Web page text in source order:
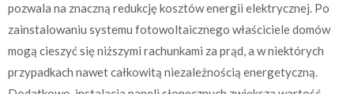
pozwala na znaczną redukcję kosztów energii elektrycznej. Po
zainstalowaniu systemu fotowoltaicznego właściciele domów
mogą cieszyć się niższymi rachunkami za prąd, a w niektórych
przypadkach nawet całkowitą niezależnością energetyczną.